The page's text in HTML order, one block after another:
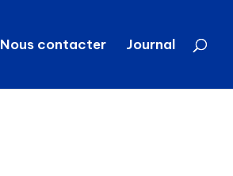
Nous contacter Journal